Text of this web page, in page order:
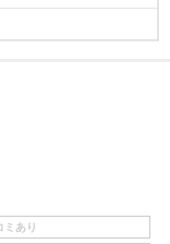
ミあり